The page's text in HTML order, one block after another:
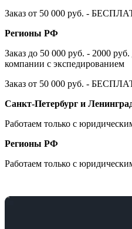
Заказ от 50 000 руб. -
Регионы РФ
Заказ до 50 000 руб. - 2000
компании с экспедированием
Заказ от 50 000 руб. -
Санкт-Петербург и
Работаем только с
Регионы РФ
Работаем только с